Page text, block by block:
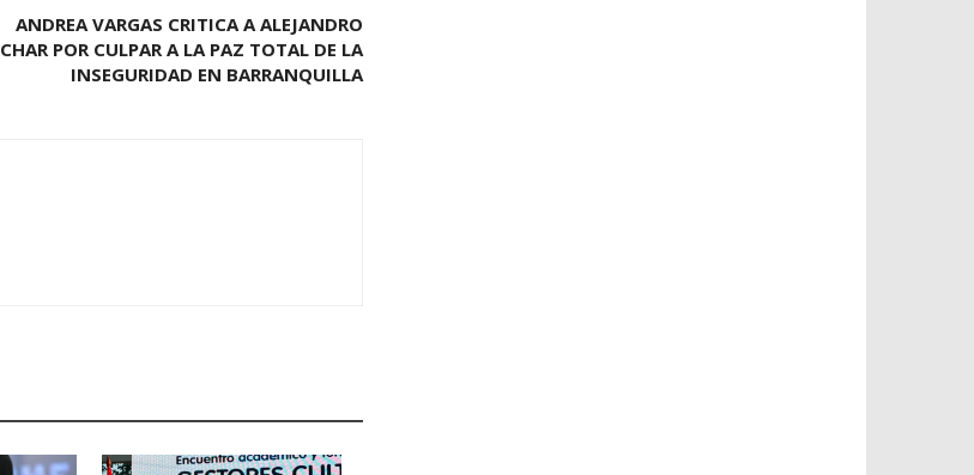
ANDREA VARGAS CRITICA A ALEJANDRO
CHAR POR CULPAR A LA PAZ TOTAL DE LA
INSEGURIDAD EN BARRANQUILLA